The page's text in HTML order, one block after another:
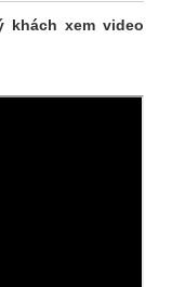
xem video